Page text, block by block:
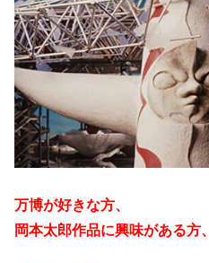
万博が好きな方、
岡本太郎作品に興味がある方、